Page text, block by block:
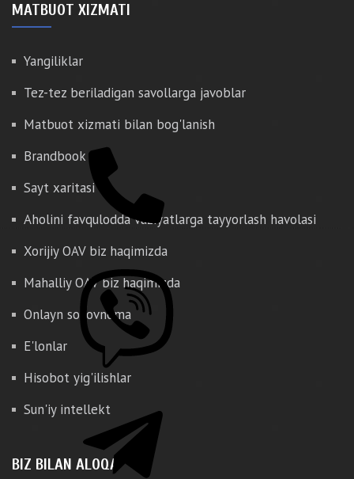
MATBUOT XIZMATI
Yangiliklar
Tez-tez beriladigan savollarga javoblar
Matbuot xizmati bilan bog'lanish
Brandbook
Sayt xaritasi
Aholini favqulodda vaziyatlarga tayyorlash havolasi
Xorijiy OAV biz haqimizda
Mahalliy OAV biz haqimizda
Onlayn so'rovnoma
E'lonlar
Hisobot yig'ilishlar
Sun'iy intellekt
BIZ BILAN ALOQA